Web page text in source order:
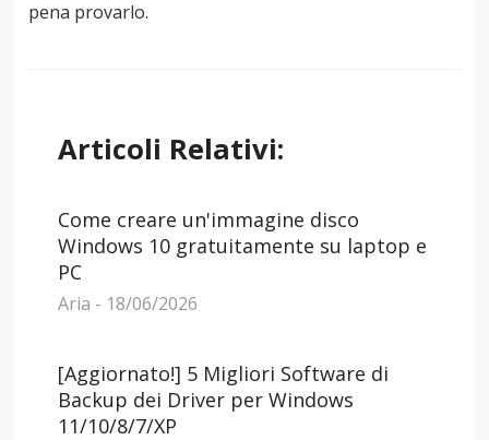
pena provarlo.
Articoli Relativi:
Come creare un'immagine disco
Windows 10 gratuitamente su laptop e
PC
Aria - 18/06/2026
[Aggiornato!] 5 Migliori Software di
Backup dei Driver per Windows
11/10/8/7/XP